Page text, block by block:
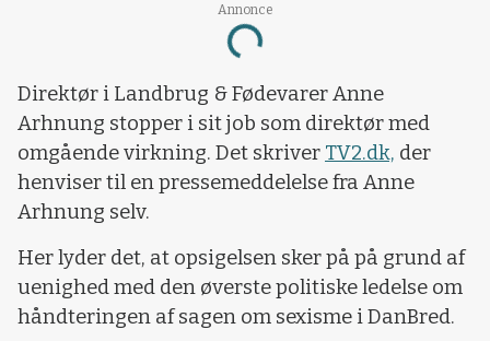
Annonce
Loading...
Direktør i Landbrug & Fødevarer Anne
Arhnung stopper i sit job som direktør med
omgående virkning. Det skriver TV2.dk, der
henviser til en pressemeddelelse fra Anne
Arhnung selv.
Her lyder det, at opsigelsen sker på på grund af
uenighed med den øverste politiske ledelse om
håndteringen af sagen om sexisme i DanBred.